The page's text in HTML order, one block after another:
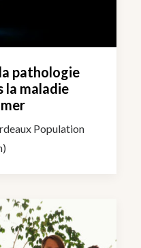
pathologie
la maladie
Population